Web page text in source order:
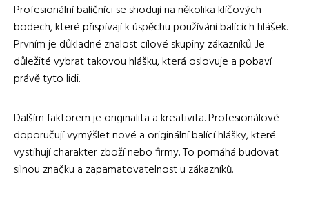
Profesionální balíčníci se shodují na několika klíčových
bodech, které přispívají k úspěchu používání balících hlášek.
Prvním je důkladné znalost cílové skupiny zákazníků. Je
důležité vybrat takovou hlášku, která oslovuje a pobaví
právě tyto lidi.
Dalším faktorem je originalita a kreativita. Profesionálové
doporučují vymýšlet nové a originální balící hlášky, které
vystihují charakter zboží nebo firmy. To pomáhá budovat
silnou značku a zapamatovatelnost u zákazníků.